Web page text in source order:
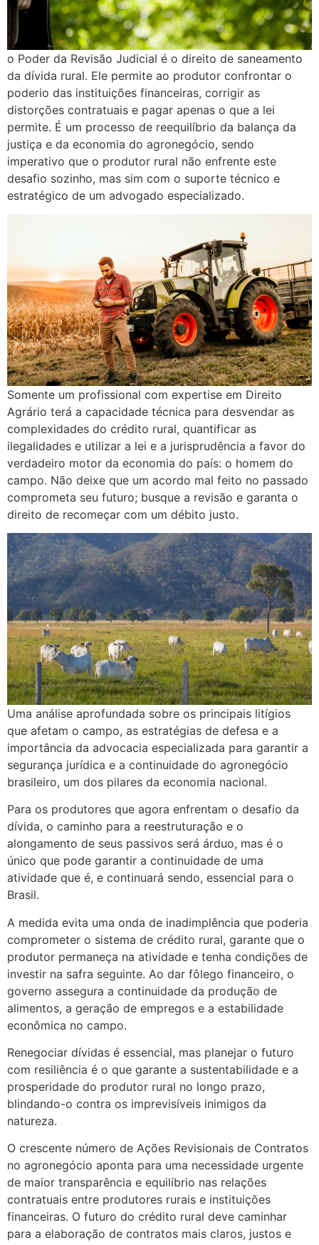
o Poder da Revisão Judicial é o direito de saneamento
da dívida rural. Ele permite ao produtor confrontar o
poderio das instituições financeiras, corrigir as
distorções contratuais e pagar apenas o que a lei
permite. É um processo de reequilíbrio da balança da
justiça e da economia do agronegócio, sendo
imperativo que o produtor rural não enfrente este
desafio sozinho, mas sim com o suporte técnico e
estratégico de um advogado especializado.
Somente um profissional com expertise em Direito
Agrário terá a capacidade técnica para desvendar as
complexidades do crédito rural, quantificar as
ilegalidades e utilizar a lei e a jurisprudência a favor do
verdadeiro motor da economia do país: o homem do
campo. Não deixe que um acordo mal feito no passado
comprometa seu futuro; busque a revisão e garanta o
direito de recomeçar com um débito justo.
Uma análise aprofundada sobre os principais litígios
que afetam o campo, as estratégias de defesa e a
importância da advocacia especializada para garantir a
segurança jurídica e a continuidade do agronegócio
brasileiro, um dos pilares da economia nacional.
Para os produtores que agora enfrentam o desafio da
dívida, o caminho para a reestruturação e o
alongamento de seus passivos será árduo, mas é o
único que pode garantir a continuidade de uma
atividade que é, e continuará sendo, essencial para o
Brasil.
A medida evita uma onda de inadimplência que poderia
comprometer o sistema de crédito rural, garante que o
produtor permaneça na atividade e tenha condições de
investir na safra seguinte. Ao dar fôlego financeiro, o
governo assegura a continuidade da produção de
alimentos, a geração de empregos e a estabilidade
econômica no campo.
Renegociar dívidas é essencial, mas planejar o futuro
com resiliência é o que garante a sustentabilidade e a
prosperidade do produtor rural no longo prazo,
blindando-o contra os imprevisíveis inimigos da
natureza.
O crescente número de Ações Revisionais de Contratos
no agronegócio aponta para uma necessidade urgente
de maior transparência e equilíbrio nas relações
contratuais entre produtores rurais e instituições
financeiras. O futuro do crédito rural deve caminhar
para a elaboração de contratos mais claros, justos e